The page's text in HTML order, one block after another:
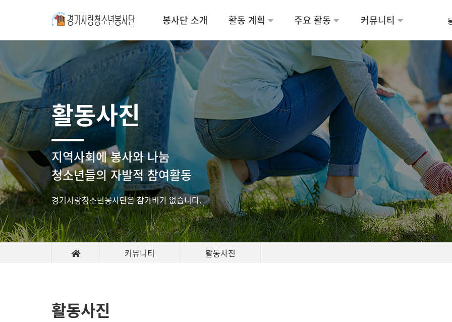
봉사단 소개 활동 계획 주요 활동 커뮤니티
활동사진
지역사회에 봉사와 나눔
청소년들의 자발적 참여활동
경기사랑청소년봉사단은 참가비가 없습니다.
커뮤니티 활동사진
활동사진